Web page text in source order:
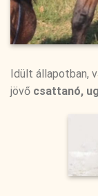
Idült állapotban,
jövő csattanó,